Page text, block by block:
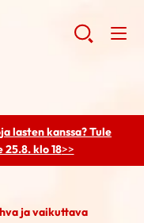
lasten kanssa? Tule
klo 18>>
ja vaikuttava